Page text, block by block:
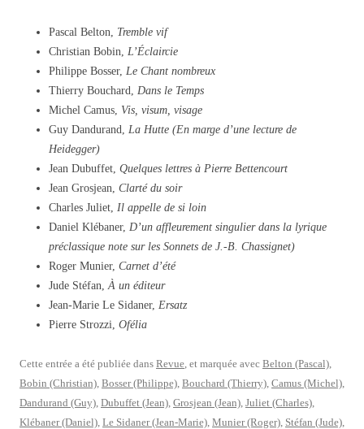
Pascal Belton, Tremble vif
Christian Bobin, L’Éclaircie
Philippe Bosser, Le Chant nombreux
Thierry Bouchard, Dans le Temps
Michel Camus, Vis, visum, visage
Guy Dandurand, La Hutte (En marge d’une lecture de
Heidegger)
Jean Dubuffet, Quelques lettres à Pierre Bettencourt
Jean Grosjean, Clarté du soir
Charles Juliet, Il appelle de si loin
Daniel Klébaner, D’un affleurement singulier dans la lyrique
préclassique note sur les Sonnets de J.-B. Chassignet)
Roger Munier, Carnet d’été
Jude Stéfan, À un éditeur
Jean-Marie Le Sidaner, Ersatz
Pierre Strozzi, Ofélia
Cette entrée a été publiée dans Revue, et marquée avec Belton (Pascal),
Bobin (Christian), Bosser (Philippe), Bouchard (Thierry), Camus (Michel),
Dandurand (Guy), Dubuffet (Jean), Grosjean (Jean), Juliet (Charles),
Klébaner (Daniel), Le Sidaner (Jean-Marie), Munier (Roger), Stéfan (Jude),